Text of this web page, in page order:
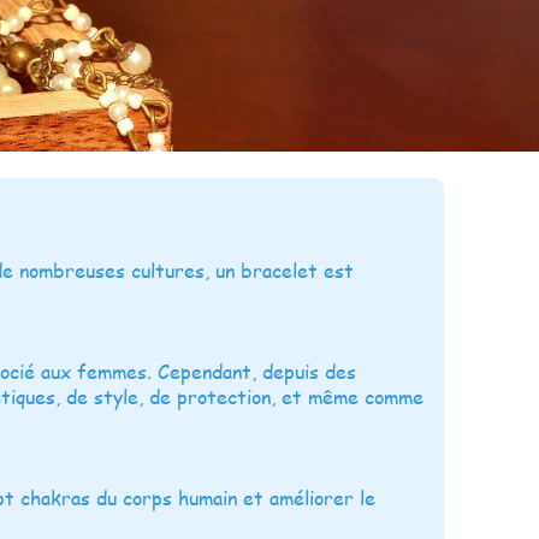
nombreuses cultures, un bracelet est
aux femmes. Cependant, depuis des
de style, de protection, et même comme
du corps humain et améliorer le